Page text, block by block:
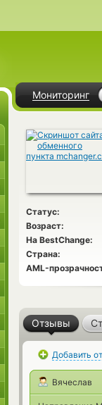
Мониторинг
Статус:
Возраст:
На BestChange:
Страна:
AML-
Отзывы
Добавить
Вячеслав